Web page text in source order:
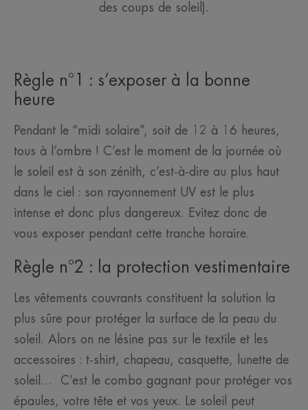
des coups de soleil).
Règle n°1 : s’exposer à la bonne
heure
Pendant le “midi solaire”, soit de 12 à 16 heures,
tous à l’ombre ! C’est le moment de la journée où
le soleil est à son zénith, c’est-à-dire au plus haut
dans le ciel : son rayonnement UV est le plus
intense et donc plus dangereux. Evitez donc de
vous exposer pendant cette tranche horaire.
Règle n°2 : la protection vestimentaire
Les vêtements couvrants constituent la solution la
plus sûre pour protéger la surface de la peau du
soleil. Alors on ne lésine pas sur le textile et les
accessoires : t-shirt, chapeau, casquette, lunette de
soleil… C’est le combo gagnant pour protéger vos
épaules, votre tête et vos yeux. Le soleil peut